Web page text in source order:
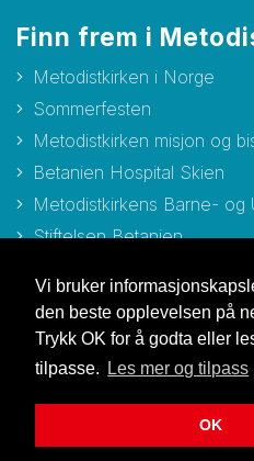
Vi bruker
den beste opplevelsen på
Trykk OK for å godta eller
tilpasse.
Les mer og tilpass
OK
Finn frem i
Metodistkirken i Norge
Sommerfesten
Metodistkirken misjon og
Betanien Hospital Skien
Metodistkirkens Barne- og
Stiftelsen Betanien